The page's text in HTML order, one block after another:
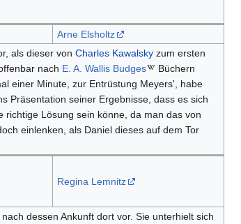
Arne Elsholtz
als dieser von Charles Kawalskyzum ersten
nach E. A. Wallis Budges
Büchern
einer Minute, zur Entrüstung Meyers', habe
Präsentation seiner Ergebnisse, dass es sich
Lösung sein könne, da man das von
einlenken, als Daniel dieses auf dem Tor
Regina Lemnitz
dessen Ankunft dort vor. Sie unterhielt sich